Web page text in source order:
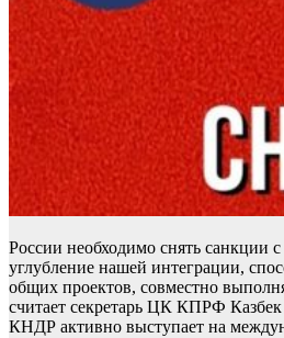
России необходимо снять санкции
углубление нашей интеграции,
общих проектов, совместно
считает секретарь ЦК КПРФ
КНДР активно выступает на